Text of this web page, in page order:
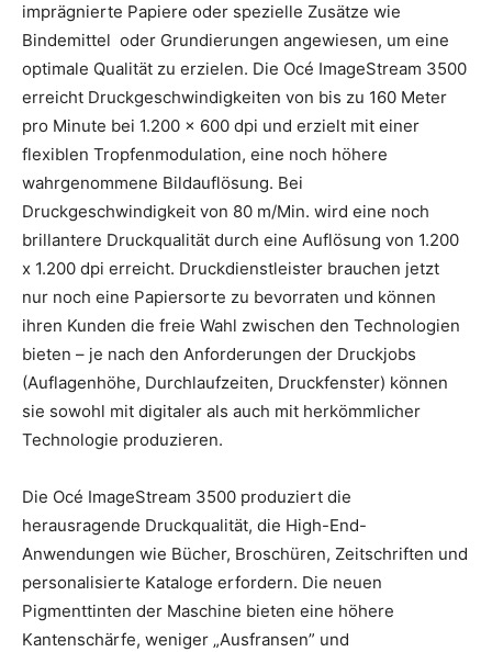
imprägnierte Papiere oder spezielle Zusätze wie
Bindemittel oder Grundierungen angewiesen, um eine
optimale Qualität zu erzielen. Die Océ ImageStream 3500
erreicht Druckgeschwindigkeiten von bis zu 160 Meter
pro Minute bei 1.200 x 600 dpi und erzielt mit einer
flexiblen Tropfenmodulation, eine noch höhere
wahrgenommene Bildauflösung. Bei
Druckgeschwindigkeit von 80 m/Min. wird eine noch
brillantere Druckqualität durch eine Auflösung von 1.200
x 1.200 dpi erreicht. Druckdienstleister brauchen jetzt
nur noch eine Papiersorte zu bevorraten und können
ihren Kunden die freie Wahl zwischen den Technologien
bieten – je nach den Anforderungen der Druckjobs
(Auflagenhöhe, Durchlaufzeiten, Druckfenster) können
sie sowohl mit digitaler als auch mit herkömmlicher
Technologie produzieren.
Die Océ ImageStream 3500 produziert die
herausragende Druckqualität, die High-End-
Anwendungen wie Bücher, Broschüren, Zeitschriften und
personalisierte Kataloge erfordern. Die neuen
Pigmenttinten der Maschine bieten eine höhere
Kantenschärfe, weniger „Ausfransen” und